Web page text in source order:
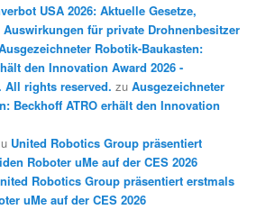
USA 2026: Aktuelle Gesetze,
für private Drohnenbesitzer
Robotik-Baukasten:
den Innovation Award 2026 -
All rights reserved. zuAusgezeichneter
Beckhoff ATRO erhält den Innovation
United Robotics Group präsentiert
Roboter uMe auf der CES 2026
Robotics Group präsentiert erstmals
uMe auf der CES 2026